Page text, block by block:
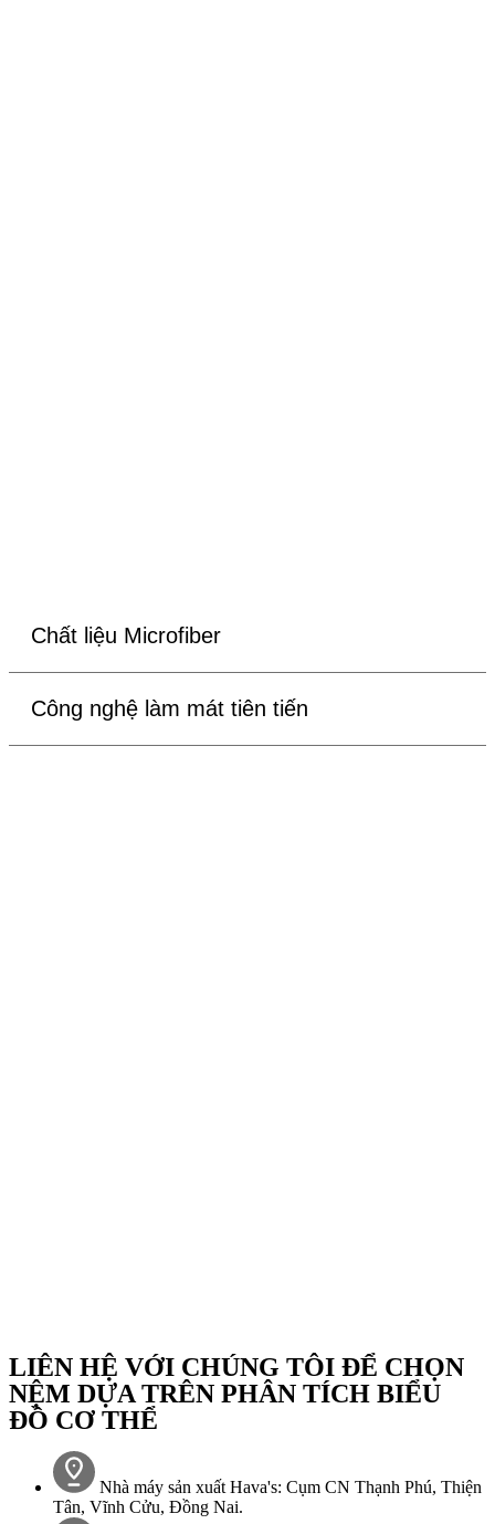
Chất liệu Microfiber
Công nghệ làm mát tiên tiến
LIÊN HỆ VỚI CHÚNG TÔI ĐỂ CHỌN
NỆM DỰA TRÊN PHÂN TÍCH BIỂU
ĐỒ CƠ THỂ
Nhà máy sản xuất Hava's: Cụm CN Thạnh Phú, Thiện
Tân, Vĩnh Cửu, Đồng Nai.